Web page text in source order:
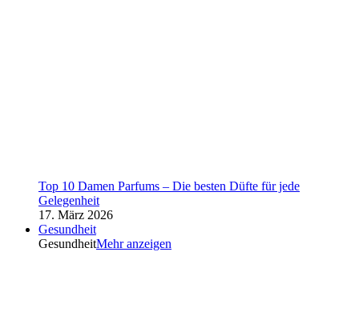
Top 10 Damen Parfums – Die besten Düfte für jede
Gelegenheit
17. März 2026
Gesundheit
GesundheitMehr anzeigen